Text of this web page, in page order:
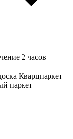
2 часов
Кварцпаркет
паркет